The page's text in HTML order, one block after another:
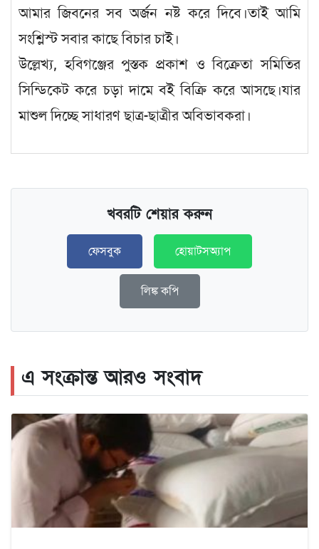
আমার জিবনের সব অর্জন নষ্ট করে দিবে।তাই আমি
সংশ্লিস্ট সবার কাছে বিচার চাই।
উল্লেখ্য, হবিগঞ্জের পুস্তক প্রকাশ ও বিক্রেতা সমিতির
সিন্ডিকেট করে চড়া দামে বই বিক্রি করে আসছে।যার
মাশুল দিচ্ছে সাধারণ ছাত্র-ছাত্রীর অবিভাবকরা।
খবরটি শেয়ার করুন
ফেসবুক হোয়াটসঅ্যাপ
লিঙ্ক কপি
এ সংক্রান্ত আরও সংবাদ